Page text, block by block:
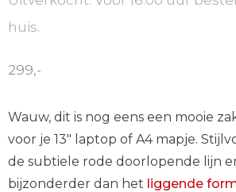
huis.
299,-
Wauw, dit is nog eens een mooie
voor je 13" laptop of A4 mapje.
de subtiele rode doorlopende lijn
bijzonderder dan het liggende